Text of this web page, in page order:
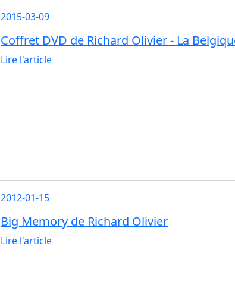
2015-03-09
Coffret DVD de Richard Olivier - La
Lire l'article
2012-01-15
Big Memory de Richard Olivier
Lire l'article